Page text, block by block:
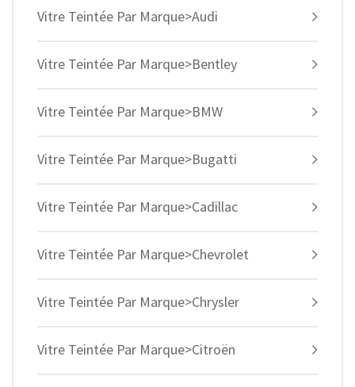
Vitre Teintée Par Marque>Audi
Vitre Teintée Par Marque>Bentley
Vitre Teintée Par Marque>BMW
Vitre Teintée Par Marque>Bugatti
Vitre Teintée Par Marque>Cadillac
Vitre Teintée Par Marque>Chevrolet
Vitre Teintée Par Marque>Chrysler
Vitre Teintée Par Marque>Citroën